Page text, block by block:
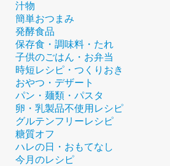
汁物
簡単おつまみ
発酵食品
保存食・調味料・たれ
子供のごはん・お弁当
時短レシピ・つくりおき
おやつ・デザート
パン・麺類・パスタ
卵・乳製品不使用レシピ
グルテンフリーレシピ
糖質オフ
ハレの日・おもてなし
今月のレシピ